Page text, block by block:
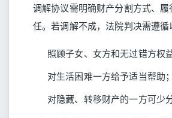
调解协议需明确财产分割方式、
任。若调解不成，法院判决需遵循
照顾子女、女方和无过错方权益
对生活困难一方给予适当帮助；
对隐藏、转移财产的一方可少